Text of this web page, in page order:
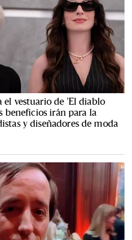
el vestuario de 'El diablo
beneficios irán para la
y diseñadores de moda